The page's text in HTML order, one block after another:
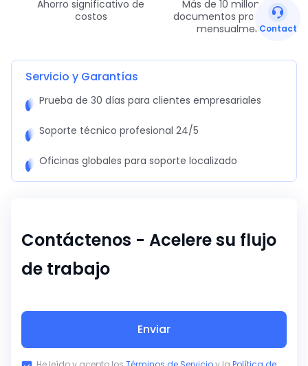
Contact
Ahorro significativo de
costos
Más de 10 millones de
documentos procesados
mensualmente
Servicio y Garantías
Prueba de 30 días para clientes empresariales
Soporte técnico profesional 24/5
Oficinas globales para soporte localizado
Contáctenos - Acelere su flujo
de trabajo
Enviar